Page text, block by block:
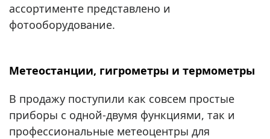
ассортименте представлено и
фотооборудование.
Метеостанции, гигрометры и термометры
В продажу поступили как совсем простые
приборы с одной-двумя функциями, так и
профессиональные метеоцентры для